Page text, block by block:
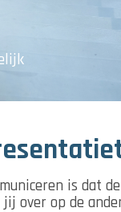
is dat
jij over op de